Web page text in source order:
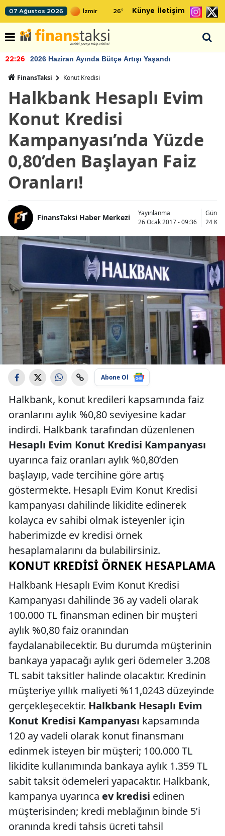
07 Ağustos 2026 26° Künye İletişim
22:26 2026 Haziran Ayında Bütçe Artışı Yaşandı
FinansTaksi Konut Kredisi
Halkbank Hesaplı Evim
Konut Kredisi
Kampanyası’nda Yüzde
0,80’den Başlayan Faiz
Oranları!
FinansTaksi Haber Merkezi
Yayınlanma
26 Ocak 2017 - 09:36
24
Abone Ol
Halkbank, konut kredileri kapsamında faiz
oranlarını aylık %0,80 seviyesine kadar
indirdi. Halkbank tarafından düzenlenen
Hesaplı Evim Konut Kredisi Kampanyası
uyarınca faiz oranları aylık %0,80’den
başlayıp, vade tercihine göre artış
göstermekte. Hesaplı Evim Konut Kredisi
kampanyası dahilinde likidite edinerek
kolayca ev sahibi olmak isteyenler için
haberimizde ev kredisi örnek
hesaplamalarını da bulabilirsiniz.
KONUT KREDISI ÖRNEK HESAPLAMA
Halkbank Hesaplı Evim Konut Kredisi
Kampanyası dahilinde 36 ay vadeli olarak
100.000 TL finansman edinen bir müşteri
aylık %0,80 faiz oranından
faydalanabilecektir. Bu durumda müşterinin
bankaya yapacağı aylık geri ödemeler 3.208
TL sabit taksitler halinde olacaktır. Kredinin
müşteriye yıllık maliyeti %11,0243 düzeyinde
gerçekleşecektir. Halkbank Hesaplı Evim
Konut Kredisi Kampanyası kapsamında
120 ay vadeli olarak konut finansmanı
edinmek isteyen bir müşteri; 100.000 TL
likidite kullanımında bankaya aylık 1.359 TL
sabit taksit ödemeleri yapacaktır. Halkbank,
kampanya uyarınca ev kredisi edinen
müşterisinden; kredi meblağının binde 5’i
oranında kredi tahsis ücreti tahsil